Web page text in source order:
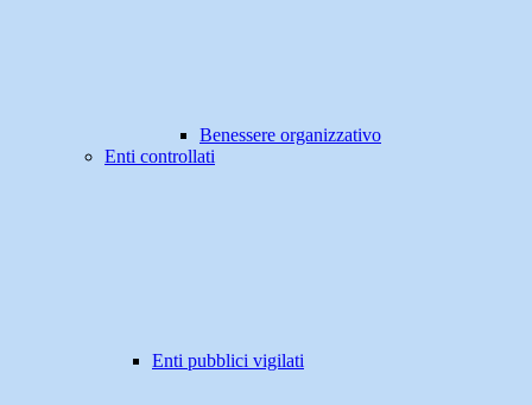
Benessere organizzativo
Enti controllati
Enti pubblici vigilati